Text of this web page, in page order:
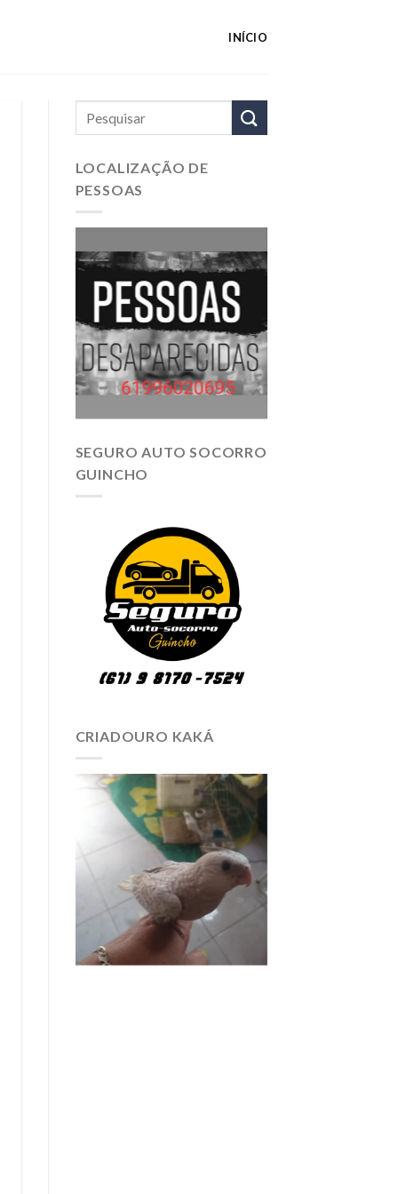
INÍCIO
LOCALIZAÇÃO DE
PESSOAS
SEGURO AUTO SOCORRO
GUINCHO
CRIADOURO KAKÁ